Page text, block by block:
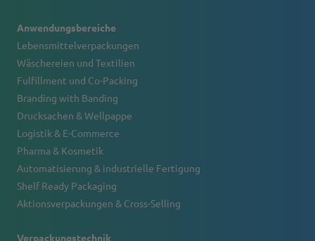
Anwendungsbereiche
Lebensmittelverpackungen
Wäschereien und Textilien
Fulfillment und Co-Packing
Branding with Banding
Drucksachen & Wellpappe
Logistik & E-Commerce
Pharma & Kosmetik
Automatisierung & industrielle Fertigung
Shelf Ready Packaging
Aktionsverpackungen & Cross-Selling
Verpackungstechnik